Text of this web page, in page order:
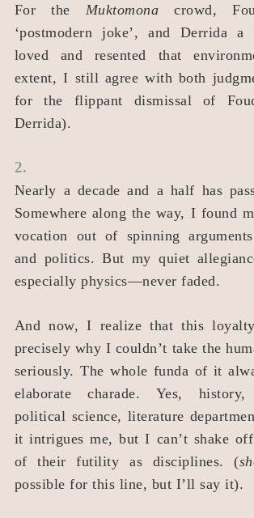
For the Muktomona crowd,
‘postmodern joke’, and Derrida
loved and resented that
extent, I still agree with both
for the flippant dismissal of
Derrida).
2.
Nearly a decade and a half has
Somewhere along the way, I found
vocation out of spinning
and politics. But my quiet
especially physics—never faded.
And now, I realize that this
precisely why I couldn’t take the
seriously. The whole funda of it
elaborate charade. Yes, history,
political science, literature
it intrigues me, but I can’t shake off
of their futility as disciplines. (
possible for this line, but I’ll say it).